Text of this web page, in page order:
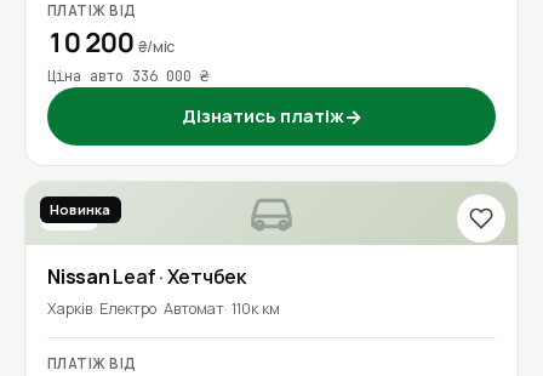
ПЛАТІЖ ВІД
10 200 ₴/міс
Ціна авто 336 000 ₴
Дізнатись платіж→
2019
Новинка
NissanLeaf· Хетчбек
Харків Електро Автомат 110к км
ПЛАТІЖ ВІД